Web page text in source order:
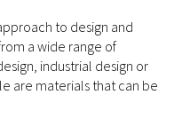
to design and
a wide range of
industrial design or
are materials that can be